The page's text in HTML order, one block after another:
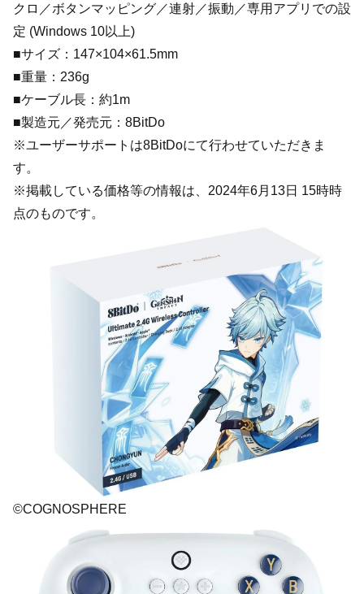
クロ／ボタンマッピング／連射／振動／専用アプリでの設
定 (Windows 10以上)
■サイズ：147×104×61.5mm
■重量：236g
■ケーブル長：約1m
■製造元／発売元：8BitDo
※ユーザーサポートは8BitDoにて行わせていただきま
す。
※掲載している価格等の情報は、2024年6月13日 15時時
点のものです。
©COGNOSPHERE